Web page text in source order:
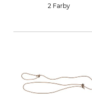
2 Farby